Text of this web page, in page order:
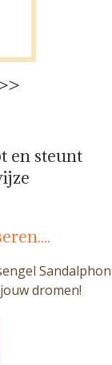
en steunt
Sandalphon
dromen!